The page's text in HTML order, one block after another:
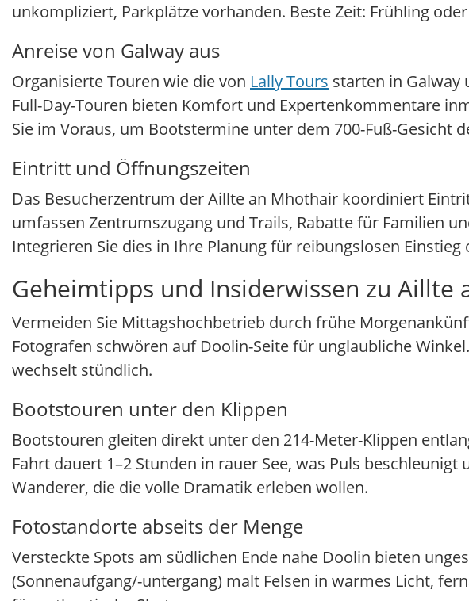
unkompliziert, Parkplätze vorhanden. Beste Zeit: Frühling
Anreise von Galway aus
Organisierte Touren wie die von Lally Tours starten in Galway
Full-Day-Touren bieten Komfort und Expertenkommentare
Sie im Voraus, um Bootstermine unter dem 700-Fuß-Gesicht
Eintritt und Öffnungszeiten
Das Besucherzentrum der Aillte an Mhothair koordiniert
umfassen Zentrumszugang und Trails, Rabatte für Familien
Integrieren Sie dies in Ihre Planung für reibungslosen Einstieg
Geheimtipps und Insiderwissen zu Aillte
Vermeiden Sie Mittagshochbetrieb durch frühe
Fotografen schwören auf Doolin-Seite für unglaubliche
wechselt stündlich.
Bootstouren unter den Klippen
Bootstouren gleiten direkt unter den 214-Meter-Klippen
Fahrt dauert 1–2 Stunden in rauer See, was Puls
Wanderer, die die volle Dramatik erleben wollen.
Fotostandorte abseits der Menge
Versteckte Spots am südlichen Ende nahe Doolin bieten
(Sonnenaufgang/-untergang) malt Felsen in warmes Licht,